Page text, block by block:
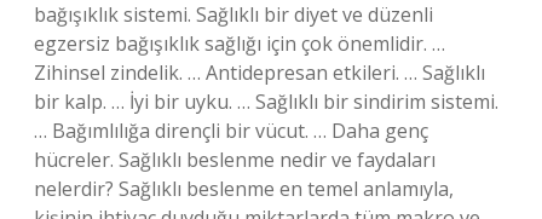
bağışıklık sistemi. Sağlıklı bir diyet ve düzenli
egzersiz bağışıklık sağlığı için çok önemlidir. …
Zihinsel zindelik. … Antidepresan etkileri. … Sağlıklı
bir kalp. … İyi bir uyku. … Sağlıklı bir sindirim sistemi.
… Bağımlılığa dirençli bir vücut. … Daha genç
hücreler. Sağlıklı beslenme nedir ve faydaları
nelerdir? Sağlıklı beslenme en temel anlamıyla,